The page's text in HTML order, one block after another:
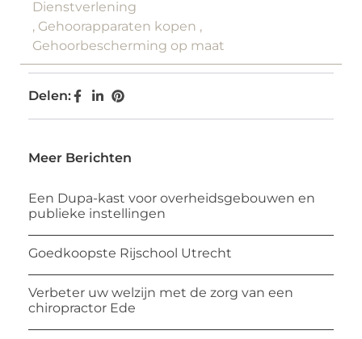
Dienstverlening
, Gehoorapparaten kopen ,
Gehoorbescherming op maat
Delen:
Meer Berichten
Een Dupa-kast voor overheidsgebouwen en
publieke instellingen
Goedkoopste Rijschool Utrecht
Verbeter uw welzijn met de zorg van een
chiropractor Ede